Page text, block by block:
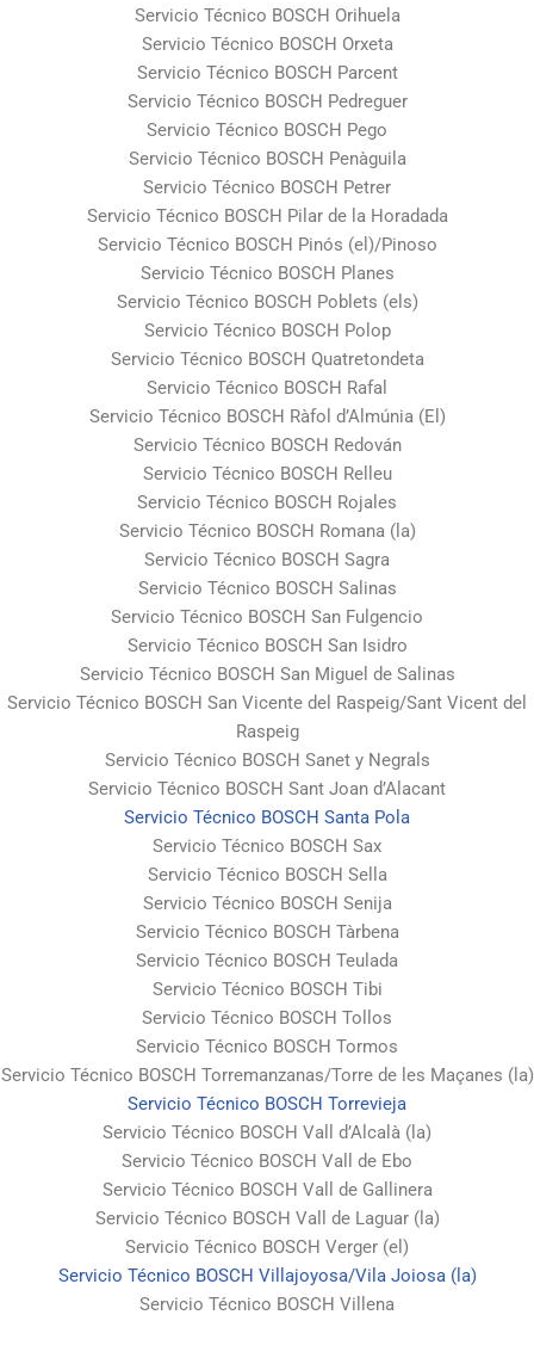
Servicio Técnico BOSCH Orihuela
Servicio Técnico BOSCH Orxeta
Servicio Técnico BOSCH Parcent
Servicio Técnico BOSCH Pedreguer
Servicio Técnico BOSCH Pego
Servicio Técnico BOSCH Penàguila
Servicio Técnico BOSCH Petrer
Servicio Técnico BOSCH Pilar de la Horadada
Servicio Técnico BOSCH Pinós (el)/Pinoso
Servicio Técnico BOSCH Planes
Servicio Técnico BOSCH Poblets (els)
Servicio Técnico BOSCH Polop
Servicio Técnico BOSCH Quatretondeta
Servicio Técnico BOSCH Rafal
Servicio Técnico BOSCH Ràfol d’Almúnia (El)
Servicio Técnico BOSCH Redován
Servicio Técnico BOSCH Relleu
Servicio Técnico BOSCH Rojales
Servicio Técnico BOSCH Romana (la)
Servicio Técnico BOSCH Sagra
Servicio Técnico BOSCH Salinas
Servicio Técnico BOSCH San Fulgencio
Servicio Técnico BOSCH San Isidro
Servicio Técnico BOSCH San Miguel de Salinas
Servicio Técnico BOSCH San Vicente del Raspeig/Sant Vicent del
Raspeig
Servicio Técnico BOSCH Sanet y Negrals
Servicio Técnico BOSCH Sant Joan d’Alacant
Servicio Técnico BOSCH Santa Pola
Servicio Técnico BOSCH Sax
Servicio Técnico BOSCH Sella
Servicio Técnico BOSCH Senija
Servicio Técnico BOSCH Tàrbena
Servicio Técnico BOSCH Teulada
Servicio Técnico BOSCH Tibi
Servicio Técnico BOSCH Tollos
Servicio Técnico BOSCH Tormos
Servicio Técnico BOSCH Torremanzanas/Torre de les Maçanes (la)
Servicio Técnico BOSCH Torrevieja
Servicio Técnico BOSCH Vall d’Alcalà (la)
Servicio Técnico BOSCH Vall de Ebo
Servicio Técnico BOSCH Vall de Gallinera
Servicio Técnico BOSCH Vall de Laguar (la)
Servicio Técnico BOSCH Verger (el)
Servicio Técnico BOSCH Villajoyosa/Vila Joiosa (la)
Servicio Técnico BOSCH Villena